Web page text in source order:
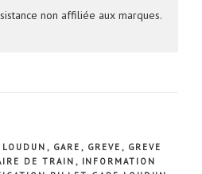
non affiliée aux marques.
, GARE , GREVE , GREVE
DE TRAIN , INFORMATION